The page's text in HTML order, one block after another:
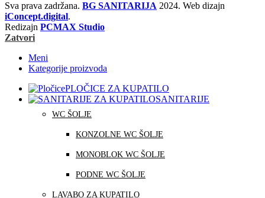
Sva prava zadržana. BG SANITARIJA 2024. Web dizajn
iConcept.digital.
Redizajn PCMAX Studio
Zatvori
Meni
Kategorije proizvoda
PLOČICE ZA KUPATILO
SANITARIJE
WC ŠOLJE
KONZOLNE WC ŠOLJE
MONOBLOK WC ŠOLJE
PODNE WC ŠOLJE
LAVABO ZA KUPATILO